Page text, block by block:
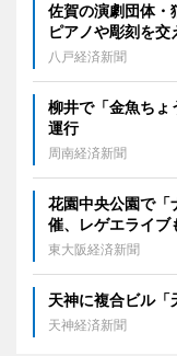
佐賀の演劇団体・
ピアノや彫刻を交
八戸経済新聞
柳井で「金魚ち
運行
周南経済新聞
花園中央公園で
催、レゲエライブ
東大阪経済新聞
天神に複合ビル「
天神経済新聞